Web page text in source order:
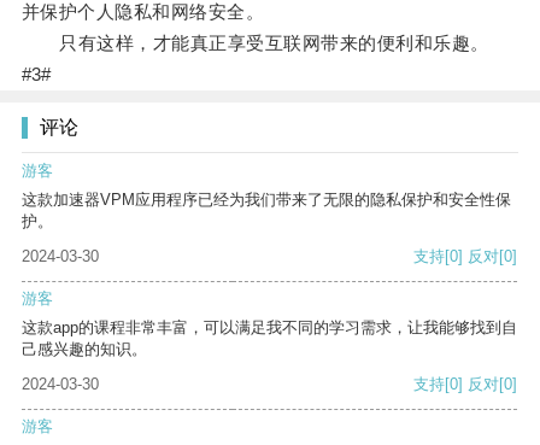
并保护个人隐私和网络安全。
只有这样，才能真正享受互联网带来的便利和乐趣。
#3#
评论
游客
这款加速器VPM应用程序已经为我们带来了无限的隐私保护和安全性保
护。
2024-03-30
支持[0] 反对[0]
游客
这款app的课程非常丰富，可以满足我不同的学习需求，让我能够找到自
己感兴趣的知识。
2024-03-30
支持[0] 反对[0]
游客